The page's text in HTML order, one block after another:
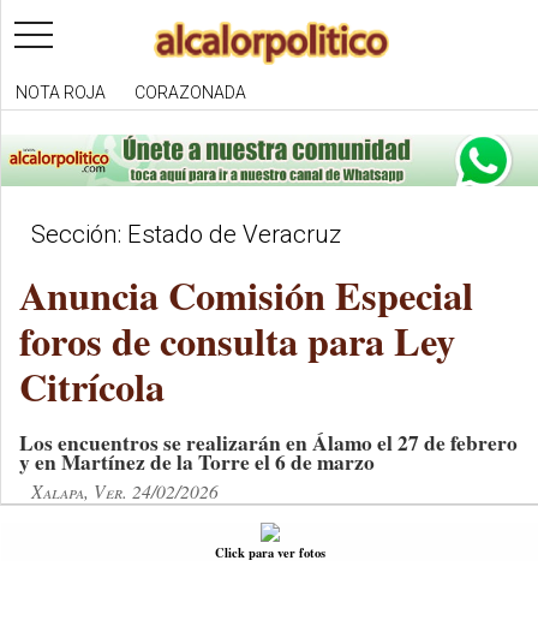
toggle
navigation
NOTA ROJA CORAZONADA
Sección: Estado de Veracruz
Anuncia Comisión Especial
foros de consulta para Ley
Citrícola
Los encuentros se realizarán en Álamo el 27 de febrero
y en Martínez de la Torre el 6 de marzo
Xalapa, Ver. 24/02/2026
Click para ver fotos